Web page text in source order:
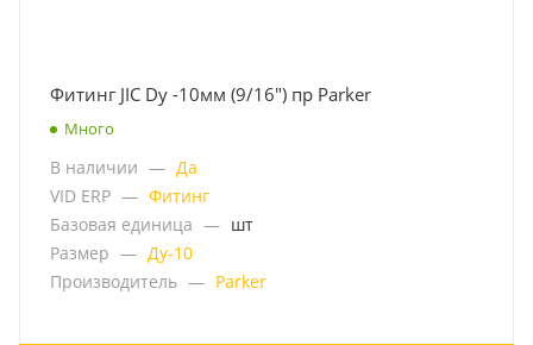
Фитинг JIC Dy -10мм (9/16") пр Parker
Много
В наличии — Да
VID ERP — Фитинг
Базовая единица — шт
Размер — Ду-10
Производитель — Parker